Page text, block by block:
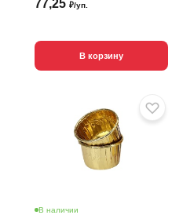
77,25 ₽/уп.
В корзину
В наличии